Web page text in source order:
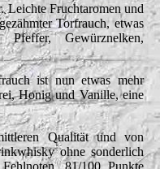
Leichte Fruchtaromen und
Torfrauch, etwas
Pfeffer, Gewürznelken,
ist nun etwas mehr
Honig und Vanille, eine
Qualität und von
ohne sonderlich
81/100 Punkte